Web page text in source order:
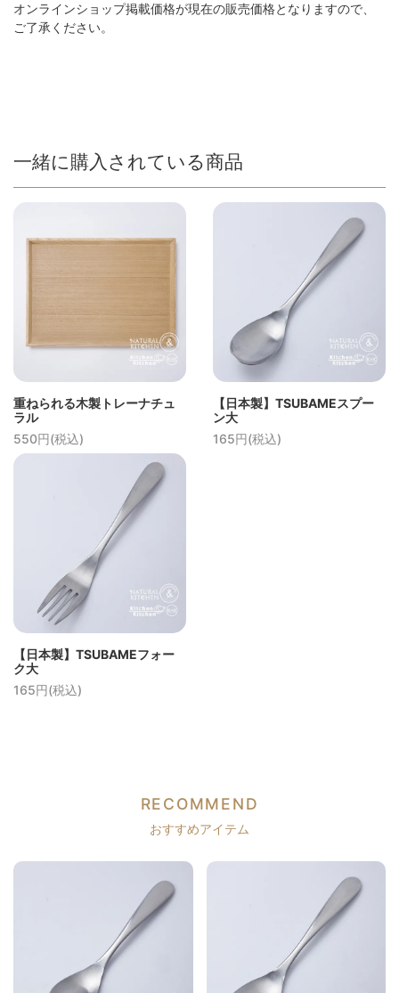
オンラインショップ掲載価格が現在の販売価格となりますので、
ご了承ください。
一緒に購入されている商品
重ねられる木製トレーナチュ
ラル
550円(税込)
【日本製】TSUBAMEスプー
ン大
165円(税込)
【日本製】TSUBAMEフォー
ク大
165円(税込)
RECOMMEND
おすすめアイテム